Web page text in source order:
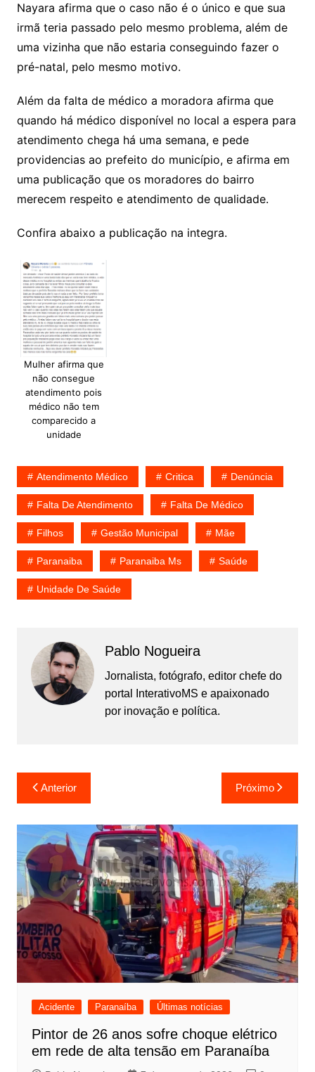
Nayara afirma que o caso não é o único e que sua
irmã teria passado pelo mesmo problema, além de
uma vizinha que não estaria conseguindo fazer o
pré-natal, pelo mesmo motivo.
Além da falta de médico a moradora afirma que
quando há médico disponível no local a espera para
atendimento chega há uma semana, e pede
providencias ao prefeito do município, e afirma em
uma publicação que os moradores do bairro
merecem respeito e atendimento de qualidade.
Confira abaixo a publicação na integra.
Mulher afirma que
não consegue
atendimento pois
médico não tem
comparecido a
unidade
Atendimento Médico Critica Denúncia
Falta De Atendimento Falta De Médico
Filhos Gestão Municipal Mãe
Paranaiba Paranaiba Ms Saúde
Unidade De Saúde
Pablo Nogueira
Jornalista, fotógrafo, editor chefe do
portal InterativoMS e apaixonado
por inovação e política.
Navegação
de
Post
Anterior Próximo
Acidente Paranaíba Últimas notícias
Pintor de 26 anos sofre choque elétrico
em rede de alta tensão em Paranaíba